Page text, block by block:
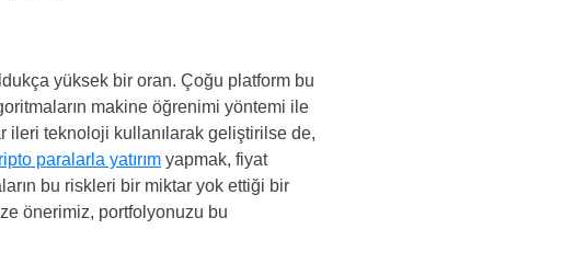
yüksek bir oran. Çoğu platform bu
makine öğrenimi yöntemi ile
ileri teknoloji kullanılarak geliştirilse de,
paralarla yatırım yapmak, fiyat
bu riskleri bir miktar yok ettiği bir
önerimiz, portfolyonuzu bu